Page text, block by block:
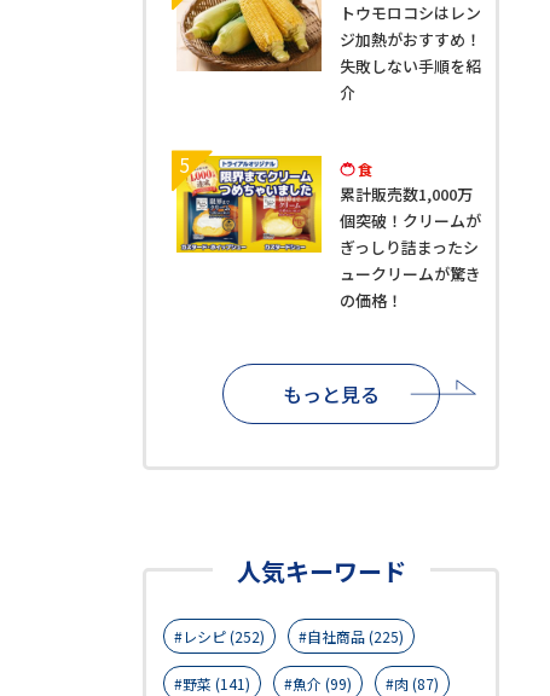
トウモロコシはレン
ジ加熱がおすすめ！
失敗しない手順を紹
介
5 食
累計販売数1,000万
個突破！クリームが
ぎっしり詰まったシ
ュークリームが驚き
の価格！
もっと見る
人気キーワード
レシピ (252) 自社商品 (225)
野菜 (141) 魚介 (99) 肉 (87)